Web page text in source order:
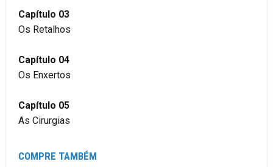
Capítulo 03
Os Retalhos
Capítulo 04
Os Enxertos
Capítulo 05
As Cirurgias
COMPRE TAMBÉM